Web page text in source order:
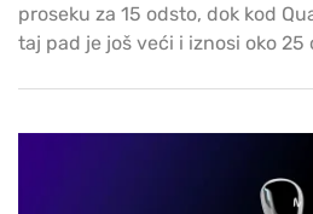
proseku za 15 odsto, dok kod
taj pad je još veći i iznosi oko 25